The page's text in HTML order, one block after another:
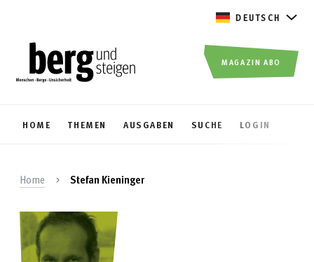
DEUTSCH
HOME THEMEN AUSGABEN SUCHE LOGIN
MAGAZIN ABO
Home Stefan Kieninger